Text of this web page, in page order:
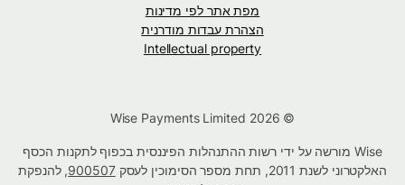
מפת אתר לפי מדינות
הצהרת עבדות מודרנית
Intellectual property
Wise מורשה על ידי רשות ההתנהלות הפיננסית בכפוף לתקנות הכסף
האלקטרוני לשנת 2011, תחת מספר הסימוכין לעסק
900507, להנפקת